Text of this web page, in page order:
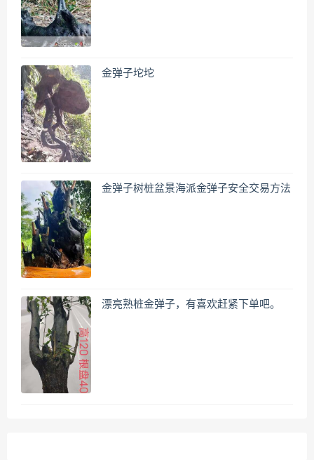
金弹子坨坨
金弹子树桩盆景海派金弹子安全交易方法
漂亮熟桩金弹子，有喜欢赶紧下单吧。